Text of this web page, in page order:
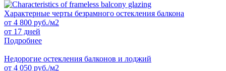
Характерные черты безрамного остекления балкона
от 4 800 руб./м2
от 17 дней
Подробнее
Недорогие остекления балконов и лоджий
от 4 050 руб./м2